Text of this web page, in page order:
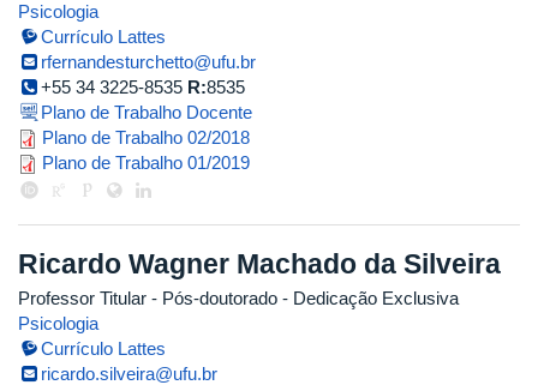
Psicologia
Currículo Lattes
rfernandesturchetto@ufu.br
+55 34 3225-8535 R:8535
Plano de Trabalho Docente
renata_ferrarez_2018_2.pdf
Plano de Trabalho 02/2018
renata_ferrarez_2019_1.pdf
Plano de Trabalho 01/2019
Ricardo Wagner Machado da Silveira
Professor Titular - Pós-doutorado - Dedicação Exclusiva
Psicologia
Currículo Lattes
ricardo.silveira@ufu.br